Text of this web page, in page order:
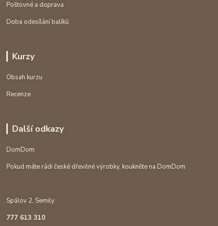
Poštovné a doprava
Doba odesílání balíků
Kurzy
Obsah kurzu
Recenze
Další odkazy
DomDom
Pokud máte rádi české dřevěné výrobky, koukněte na DomDom
Spálov 2, Semily
777 613 310